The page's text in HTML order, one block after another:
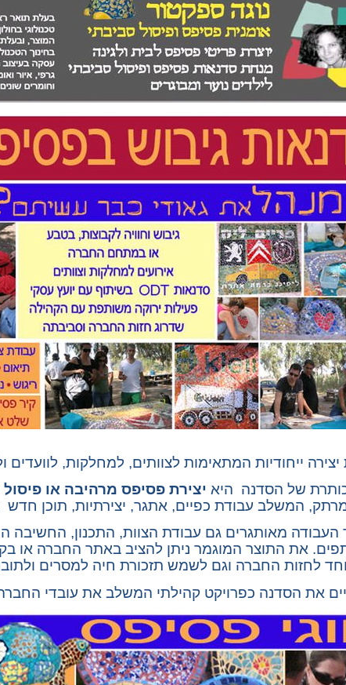
יצירה ייחודיות המתאימות לצוותים, למחלקות,
של הסדנה היא יצירת פסיפס מרהיבה או
ומרתק, המשלב עבודת כפיים, אתגר, יצירתיות, תוכן חדש
העבודה מאותגרים גם עבודת הצוות, התכנון, החשיבה
את התוצר המוגמר ניתן להציב באתר החברה או
לחזות החברה וגם לשמש תזכורת חיה למסרים
את הסדנה כפרויקט קהילתי המשלב את עובדי